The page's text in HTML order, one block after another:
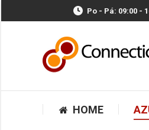
Po - Pá: 09:00 -
HOME
HOME